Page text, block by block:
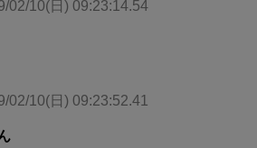
02/10(日) 09:23:14.54
02/10(日) 09:23:52.41